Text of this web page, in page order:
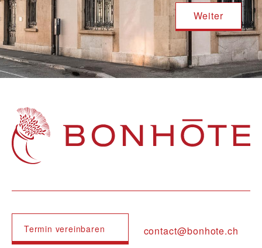
Navigation principale
Termin vereinbaren contact@bonhote.ch